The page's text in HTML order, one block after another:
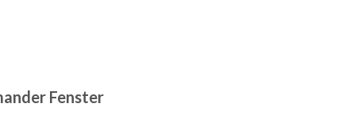
Fenster